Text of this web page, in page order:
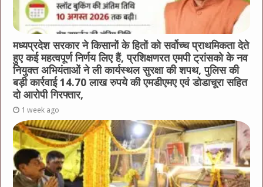
मध्यप्रदेश सरकार ने किसानों के हितों को सर्वोच्च प्राथमिकता देते
हुए कई महत्वपूर्ण निर्णय लिए हैं, प्रशिक्षणरत एमपी ट्रांसको के नव
नियुक्त अभियंताओं ने ली कार्यस्थल सुरक्षा की शपथ, पुलिस की
बड़ी कार्रवाई 14.70 लाख रुपये की एमडीएमए एवं डोडाचूरा सहित
दो आरोपी गिरफ्तार,
1 week ago